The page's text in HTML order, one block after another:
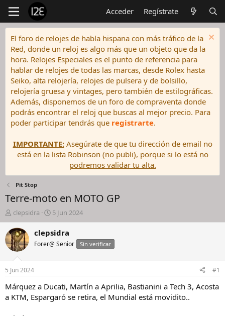
Acceder Regístrate
El foro de relojes de habla hispana con más tráfico de la
Red, donde un reloj es algo más que un objeto que da la
hora. Relojes Especiales es el punto de referencia para
hablar de relojes de todas las marcas, desde Rolex hasta
Seiko, alta relojería, relojes de pulsera y de bolsillo,
relojería gruesa y vintages, pero también de estilográficas.
Además, disponemos de un foro de compraventa donde
podrás encontrar el reloj que buscas al mejor precio. Para
poder participar tendrás que registrarte.
IMPORTANTE:Asegúrate de que tu dirección de email no
está en la lista Robinson (no publi), porque si lo está no
podremos validar tu alta.
Pit Stop
Terre-moto en MOTO GP
I
n
i
c
i
a
o
r
d
e
clepsidra
F
e
c
a
i
n
c
5 Jun 2024
clepsidra
Forer@ Senior Sin verificar
5 Jun 2024 #1
Márquez a Ducati, Martín a Aprilia, Bastianini a Tech 3, Acosta
a KTM, Espargaró se retira, el Mundial está movidito..